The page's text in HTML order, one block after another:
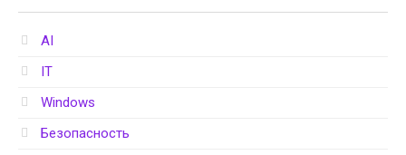
AI
IT
Windows
Безопасность